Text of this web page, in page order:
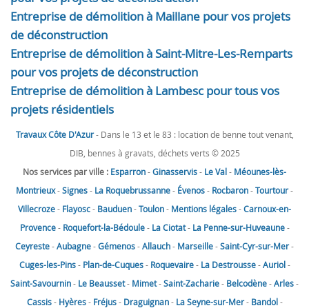
Entreprise de démolition à Maillane pour vos projets
de déconstruction
Entreprise de démolition à Saint-Mitre-Les-Remparts
pour vos projets de déconstruction
Entreprise de démolition à Lambesc pour tous vos
projets résidentiels
Travaux Côte D'Azur- Dans le 13 et le 83 : location de benne tout venant,
DIB, bennes à gravats, déchets verts © 2025
Nos services par ville : Esparron-Ginasservis- Le Val- Méounes-lès-
Montrieux-Signes- La Roquebrussanne- Évenos- Rocbaron-Tourtour-
Villecroze- Flayosc- Bauduen-Toulon- Mentions légales-Carnoux-en-
Provence- Roquefort-la-Bédoule- La Ciotat- La Penne-sur-Huveaune-
Ceyreste-Aubagne-Gémenos-Allauch- Marseille-Saint-Cyr-sur-Mer-
Cuges-les-Pins- Plan-de-Cuques- Roquevaire- La Destrousse-Auriol-
Saint-Savournin- Le Beausset- Mimet-Saint-Zacharie- Belcodène-Arles-
Cassis- Hyères- Fréjus- Draguignan- La Seyne-sur-Mer- Bandol-